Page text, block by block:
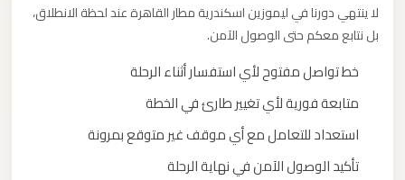
لا ينتهي دورنا في ليموزين اسكندرية مطار القاهرة عند لحظة الانطلاق،
بل نتابع معكم حتى الوصول الآمن.
خط تواصل مفتوح لأي استفسار أثناء الرحلة
متابعة فورية لأي تغيير طارئ في الخطة
استعداد للتعامل مع أي موقف غير متوقع بمرونة
تأكيد الوصول الآمن في نهاية الرحلة